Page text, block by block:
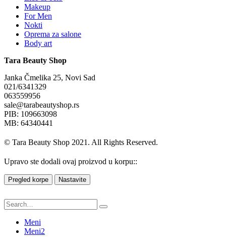
Makeup
For Men
Nokti
Oprema za salone
Body art
Tara Beauty Shop
Janka Čmelika 25, Novi Sad
021/6341329
063559956
sale@tarabeautyshop.rs
PIB: 109663098
MB: 64340441
© Tara Beauty Shop 2021. All Rights Reserved.
Upravo ste dodali ovaj proizvod u korpu::
Pregled korpe Nastavite
Meni
Meni2